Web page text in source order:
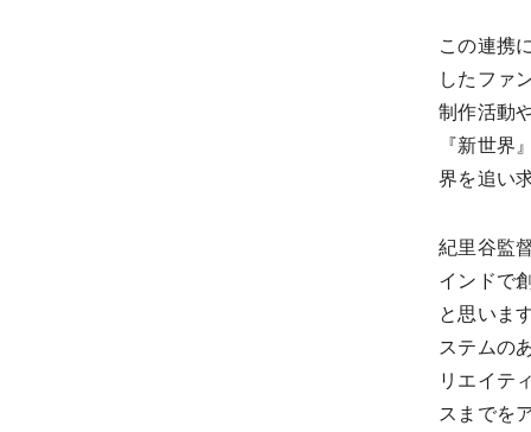
この連携
したファ
制作活動
『新世
界を追い
紀里谷監
インドで
と思いま
ステムの
リエイテ
スまでを